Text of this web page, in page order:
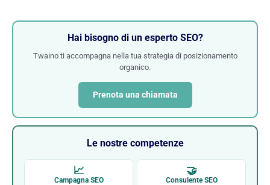
Hai bisogno di un esperto SEO?
Twaino ti accompagna nella tua strategia di posizionamento
organico.
Prenota una chiamata
Le nostre competenze
📈
Campagna SEO
🤝
Consulente SEO